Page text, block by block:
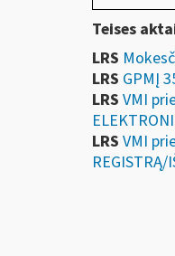
Teises
LRS
LRS GPMĮ
LRS VMI
LRS VMI
REGISTRĄ/